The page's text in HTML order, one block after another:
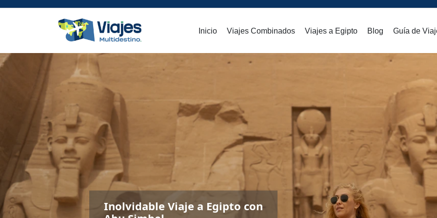
Inicio Viajes Combinados Viajes a Egipto Blog Guía de
Inolvidable Viaje a Egipto con